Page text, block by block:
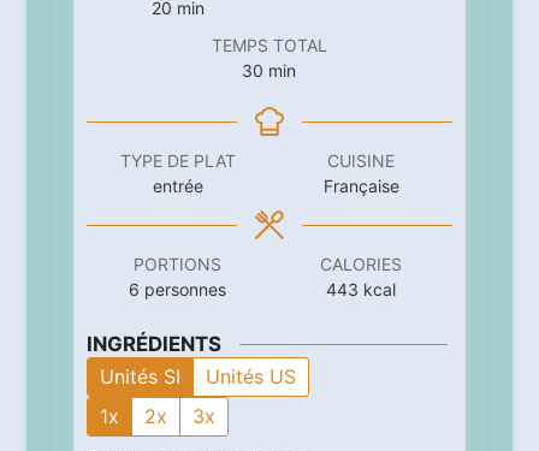
20minutes
min
TEMPS TOTAL
30 minutes
min
TYPE DE PLAT
entrée
CUISINE
Française
PORTIONS
6 personnes
CALORIES
443 kcal
INGRÉDIENTS
Unités SI
Unités US
1x
2x 3x